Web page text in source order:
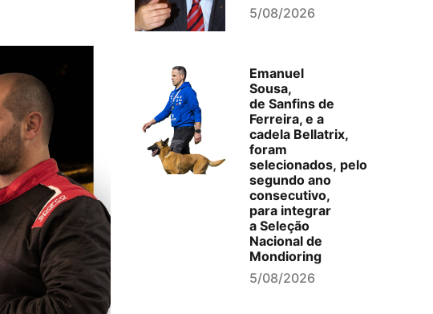
5/08/2026
Emanuel
Sousa,
de Sanfins de
Ferreira, e a
cadela Bellatrix,
foram
selecionados, pelo
segundo ano
consecutivo,
para integrar
a Seleção
Nacional de
Mondioring
5/08/2026